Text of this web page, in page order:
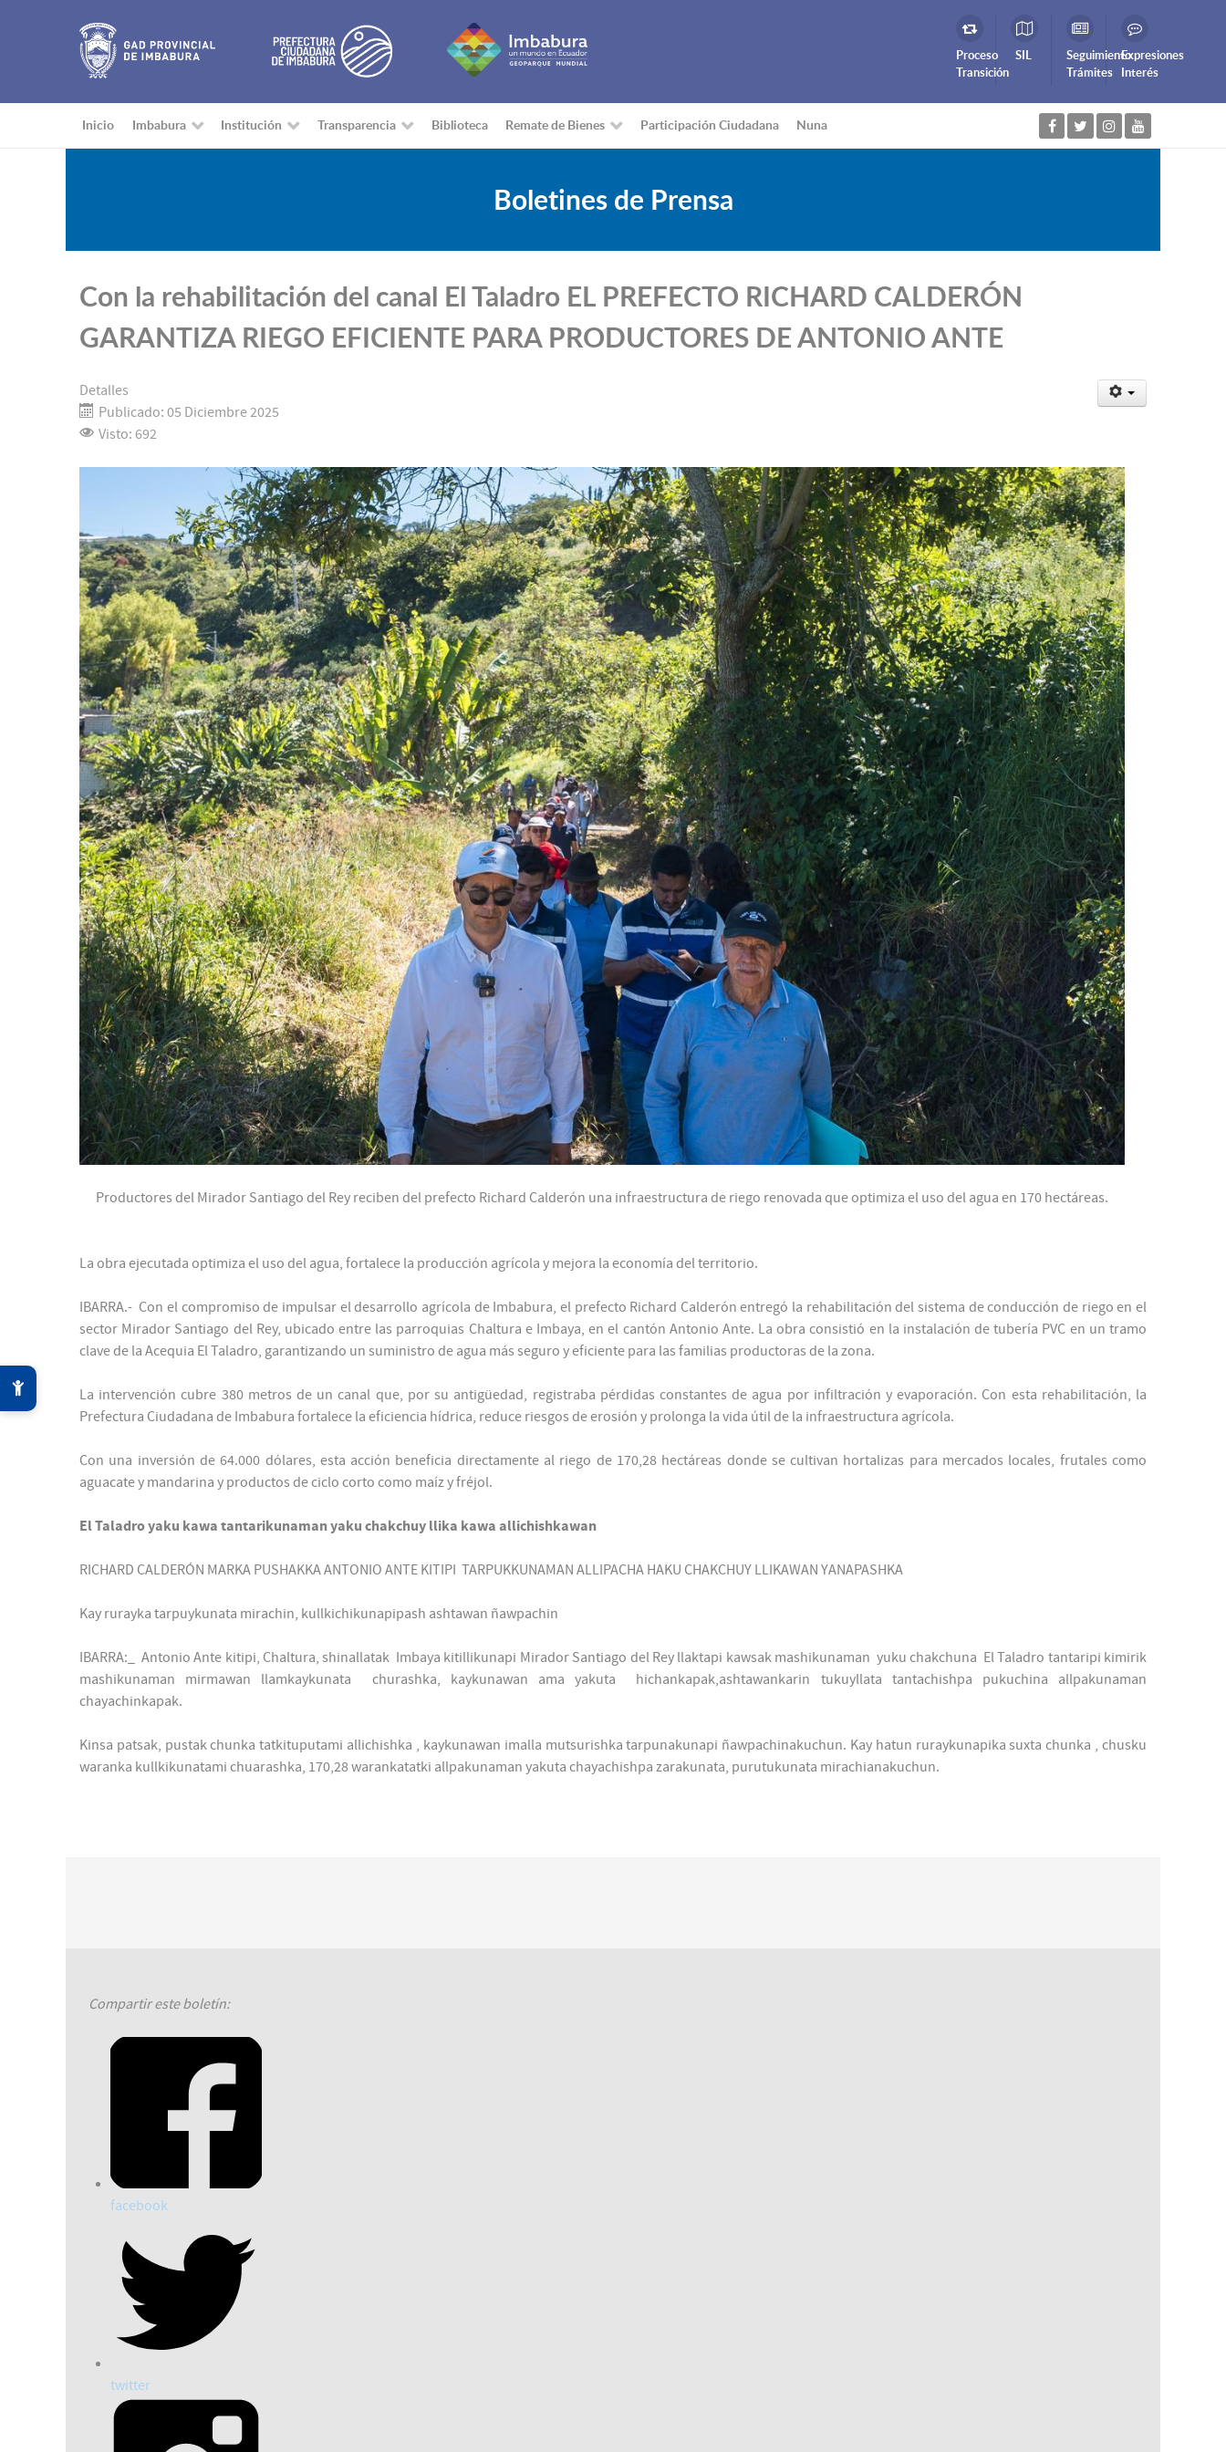
Proceso
Transición
SIL
Seguimiento
Trámites
Expresiones
Interés
Inicio Imbabura Institución Transparencia Biblioteca Remate de Bienes Participación Ciudadana Nuna
Boletines de Prensa
Con la rehabilitación del canal El Taladro EL PREFECTO RICHARD CALDERÓN
GARANTIZA RIEGO EFICIENTE PARA PRODUCTORES DE ANTONIO ANTE
Detalles
Publicado: 05 Diciembre 2025
Visto: 692
Productores del Mirador Santiago del Rey reciben del prefecto Richard Calderón una infraestructura de riego renovada que optimiza el uso del agua en 170 hectáreas.
La obra ejecutada optimiza el uso del agua, fortalece la producción agrícola y mejora la economía del territorio.
IBARRA.- Con el compromiso de impulsar el desarrollo agrícola de Imbabura, el prefecto Richard Calderón entregó la rehabilitación del sistema de conducción de riego en el
sector Mirador Santiago del Rey, ubicado entre las parroquias Chaltura e Imbaya, en el cantón Antonio Ante. La obra consistió en la instalación de tubería PVC en un tramo
clave de la Acequia El Taladro, garantizando un suministro de agua más seguro y eficiente para las familias productoras de la zona.
La intervención cubre 380 metros de un canal que, por su antigüedad, registraba pérdidas constantes de agua por infiltración y evaporación. Con esta rehabilitación, la
Prefectura Ciudadana de Imbabura fortalece la eficiencia hídrica, reduce riesgos de erosión y prolonga la vida útil de la infraestructura agrícola.
Con una inversión de 64.000 dólares, esta acción beneficia directamente al riego de 170,28 hectáreas donde se cultivan hortalizas para mercados locales, frutales como
aguacate y mandarina y productos de ciclo corto como maíz y fréjol.
El Taladro yaku kawa tantarikunaman yaku chakchuy llika kawa allichishkawan
RICHARD CALDERÓN MARKA PUSHAKKA ANTONIO ANTE KITIPI TARPUKKUNAMAN ALLIPACHA HAKU CHAKCHUY LLIKAWAN YANAPASHKA
Kay rurayka tarpuykunata mirachin, kullkichikunapipash ashtawan ñawpachin
IBARRA:_ Antonio Ante kitipi, Chaltura, shinallatak Imbaya kitillikunapi Mirador Santiago del Rey llaktapi kawsak mashikunaman yuku chakchuna El Taladro tantaripi kimirik
mashikunaman mirmawan llamkaykunata churashka, kaykunawan ama yakuta hichankapak,ashtawankarin tukuyllata tantachishpa pukuchina allpakunaman
chayachinkapak.
Kinsa patsak, pustak chunka tatkituputami allichishka , kaykunawan imalla mutsurishka tarpunakunapi ñawpachinakuchun. Kay hatun ruraykunapika suxta chunka , chusku
waranka kullkikunatami chuarashka, 170,28 warankatatki allpakunaman yakuta chayachishpa zarakunata, purutukunata mirachianakuchun.
Compartir este boletín:
facebook
twitter